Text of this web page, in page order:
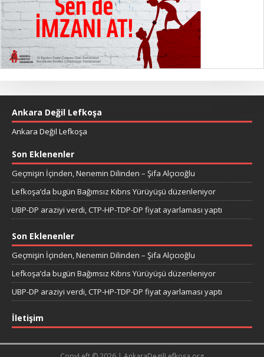
Ankara Değil Lefkoşa
Ankara Değil Lefkoşa
Son Eklenenler
Geçmişin İçinden, Nenemin Dilinden – Şifa Alçıcıoğlu
Lefkoşa’da bugün Bağımsız Kıbrıs Yürüyüşü düzenleniyor
UBP-DP araziyi verdi, CTP-HP-TDP-DP fiyat ayarlaması yaptı
Son Eklenenler
Geçmişin İçinden, Nenemin Dilinden – Şifa Alçıcıoğlu
Lefkoşa’da bugün Bağımsız Kıbrıs Yürüyüşü düzenleniyor
UBP-DP araziyi verdi, CTP-HP-TDP-DP fiyat ayarlaması yaptı
İletişim